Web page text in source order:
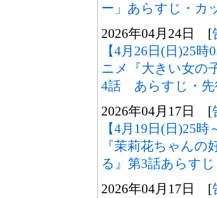
ー」あらすじ・カ
2026年04月24日 [
【4月26日(日)25
ニメ『大きい女の
4話 あらすじ・先
2026年04月17日 [
【4月19日(日)25
『茉莉花ちゃん
る』第3話あらす
2026年04月17日 [